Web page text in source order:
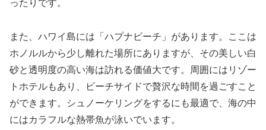
ったりです。
また、ハワイ島には「ハプナビーチ」があります。ここは
ホノルルから少し離れた場所にありますが、その美しい白
砂と透明度の高い海は訪れる価値大です。周囲にはリゾー
トホテルもあり、ビーチサイドで贅沢な時間を過ごすこと
ができます。シュノーケリングをするにも最適で、海の中
にはカラフルな熱帯魚が泳いでいます。